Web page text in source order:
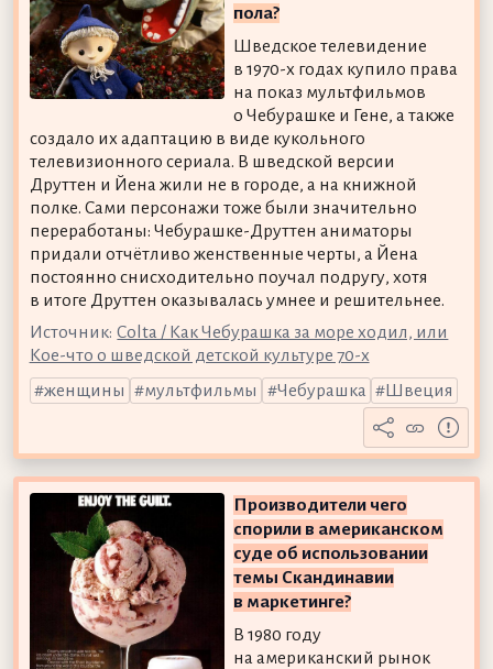
пола?
Шведское телевидение
в 1970-х годах купило права
на показ мультфильмов
о Чебурашке и Гене, а также
создало их адаптацию в виде кукольного
телевизионного сериала. В шведской версии
Друттен и Йена жили не в городе, а на книжной
полке. Сами персонажи тоже были значительно
переработаны: Чебурашке-Друттен аниматоры
придали отчётливо женственные черты, а Йена
постоянно снисходительно поучал подругу, хотя
в итоге Друттен оказывалась умнее и решительнее.
Источник: Colta / Как Чебурашка за море ходил, или
Кое-что о шведской детской культуре 70-х
женщины
мультфильмы Чебурашка Швеция
Производители чего
спорили в американском
суде об использовании
темы Скандинавии
в маркетинге?
В 1980 году
на американский рынок